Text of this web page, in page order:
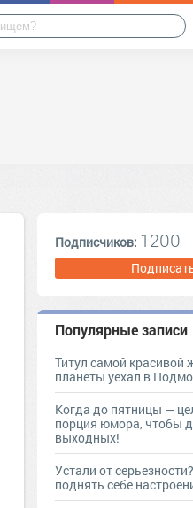
Подписчиков: 1200
Популярные записи
Титул самой
планеты уехал в
Когда до пятницы —
порция юмора, чтобы
выходных!
Устали от
поднять себе